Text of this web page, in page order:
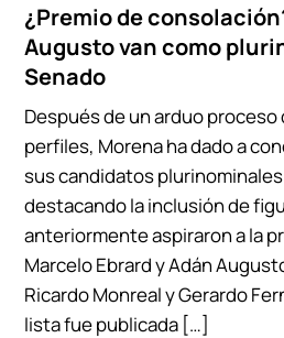
¿Premio de
Augusto van como
Senado
Después de un arduo proceso
perfiles, Morena ha dado a
sus candidatos
destacando la inclusión de
anteriormente aspiraron a la
Marcelo Ebrard y Adán
Ricardo Monreal y Gerardo
lista fue publicada […]